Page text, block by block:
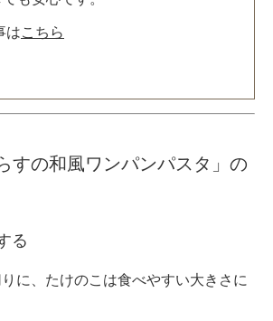
はこちら
すの和風ワンパンパスタ」の
る
に、たけのこは食べやすい大きさに